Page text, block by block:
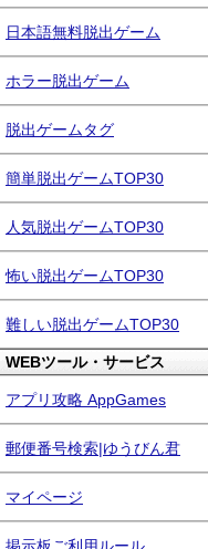
日本語無料脱出ゲーム
ホラー脱出ゲーム
脱出ゲームタグ
簡単脱出ゲームTOP30
人気脱出ゲームTOP30
怖い脱出ゲームTOP30
難しい脱出ゲームTOP30
WEBツール・サービス
アプリ攻略 AppGames
郵便番号検索|ゆうびん君
マイページ